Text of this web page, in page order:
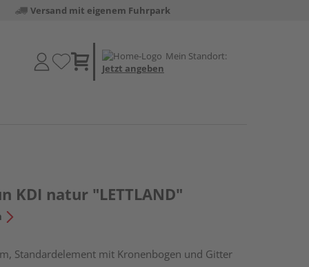
Versand mit eigenem Fuhrpark
Mein Standort:
Jetzt angeben
KDI natur "LETTLAND"
Standardelement mit Kronenbogen und Gitter